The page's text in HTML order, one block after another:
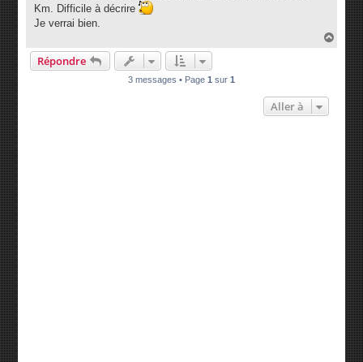
e
Km. Difficile à décrire
Je verrai bien.
Répondre
3 messages • Page 1 sur 1
Aller à